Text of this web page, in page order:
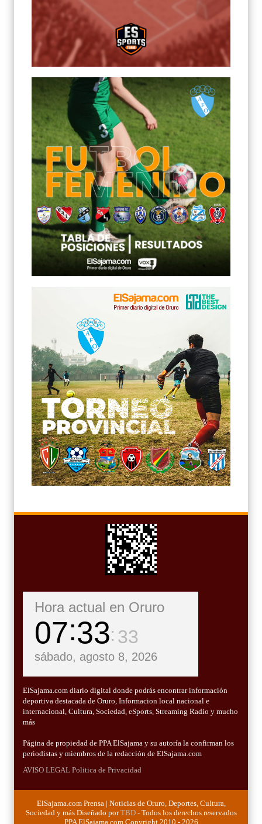
Hora actual en Oruro
07 33 35
sábado, agosto 8, 2026
ElSajama.com diario digital donde podrás encontrar información
deportiva destacada de Oruro, Informacion local nacional e
internacional, Cultura, Sociedad, eSports, Streaming Radio y mucho
más
Página de propiedad de PPA ElSajama y su autoría la confirman los
periodistas y miembros de la redacción de ElSajama.com
AVISO LEGAL Politica de Privacidad
ElSajama.com Prensa | Noticias de Oruro, Deportes, Cultura,
Sociedad y más Diseñado porTBD- Todos los derechos reservados
PPA ElSajama.com Copyright 2010 - 2026